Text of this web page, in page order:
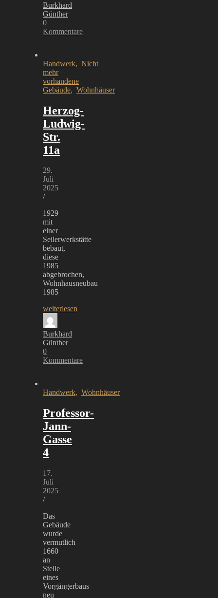
Burkhard
Günther
0
Kommentare
Handwerk, Nicht
mehr
vorhandene
Gebäude, Wohnhäuser
Herzog-
Ludwig-
Str.
11a
29.
Juli
2025
/
1929
mit
einer
Seilerwerkstätte
bebaut,
diese
1985
abgebrochen,
Wohnhausneubau
1985
weiterlesen
Burkhard
Günther
0
Kommentare
Handwerk, Wohnhäuser
Professor-
Jann-
Gasse
4
17.
Juli
2025
/
Das
Gebäude
wurde
vermutlich
1660
an
Stelle
eines
Vorgängerbaus
neu